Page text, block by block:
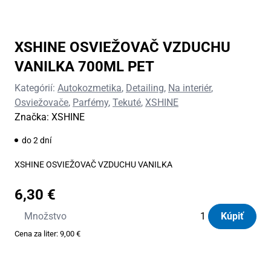
XSHINE OSVIEŽOVAČ VZDUCHU
VANILKA 700ML PET
Kategórií: Autokozmetika, Detailing, Na interiér,
Osviežovače, Parfémy, Tekuté, XSHINE
Značka: XSHINE
do 2 dní
XSHINE OSVIEŽOVAČ VZDUCHU VANILKA
6,30 €
Množstvo
množstvo
XSHINE
Kúpiť
Cena za liter: 9,00 €